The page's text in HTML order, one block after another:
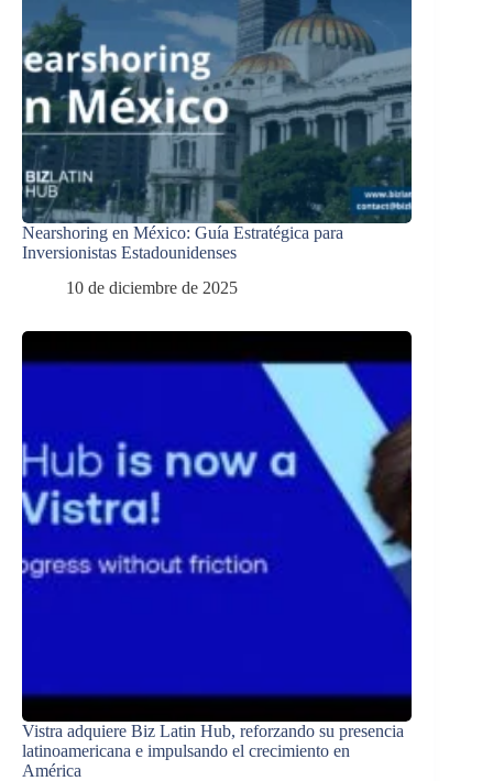
Nearshoring en México: Guía Estratégica para
Inversionistas Estadounidenses
10 de diciembre de 2025
Vistra adquiere Biz Latin Hub, reforzando su presencia
latinoamericana e impulsando el crecimiento en
América